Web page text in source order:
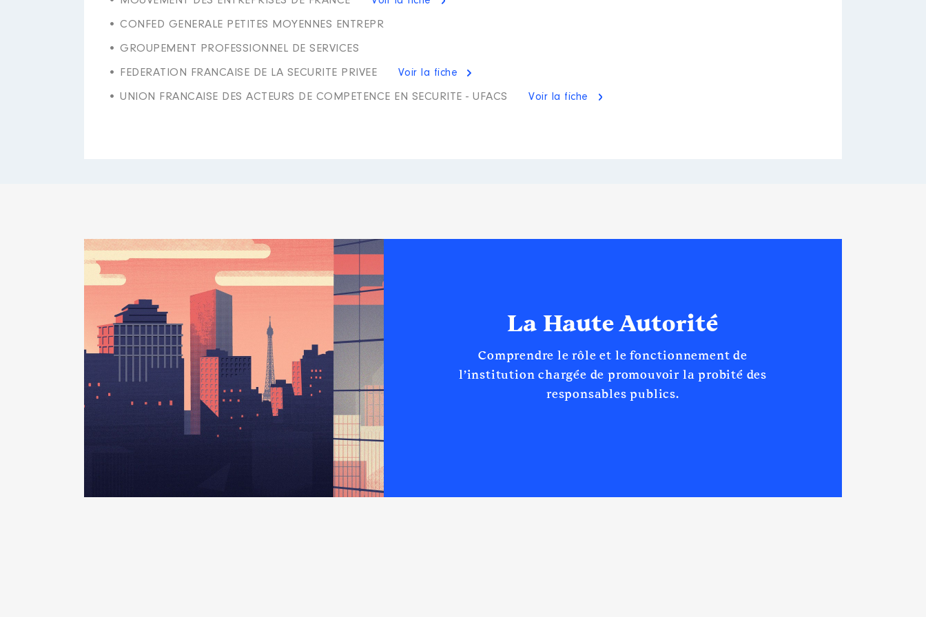
• CONFED GENERALE PETITES MOYENNES ENTREPR
• GROUPEMENT PROFESSIONNEL DE SERVICES
• FEDERATION FRANCAISE DE LA SECURITE PRIVEE Voir la fiche
• UNION FRANCAISE DES ACTEURS DE COMPETENCE EN SECURITE - UFACS Voir la fiche
La Haute Autorité
Comprendre le rôle et le fonctionnement de
l’institution chargée de promouvoir la probité des
responsables publics.